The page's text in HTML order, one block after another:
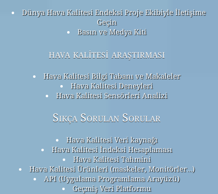
Dünya Hava Kalitesi Endeksi Proje Ekibiyle İletişime
Geçin
Basın ve Medya Kiti
hava kalitesi araştırması
Hava Kalitesi Bilgi Tabanı ve Makaleler
Hava Kalitesi Deneyleri
Hava Kalitesi Sensörleri Analizi
Sıkça Sorulan Sorular
Hava Kalitesi Veri kaynağı
Hava Kalitesi İndeksi Hesaplaması
Hava Kalitesi Tahmini
Hava Kalitesi Ürünleri (maskeler, Monitörler…)
API (Uygulama Programlama Arayüzü)
Geçmiş Veri Platformu